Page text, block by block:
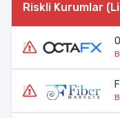
Riskli Kurumlar